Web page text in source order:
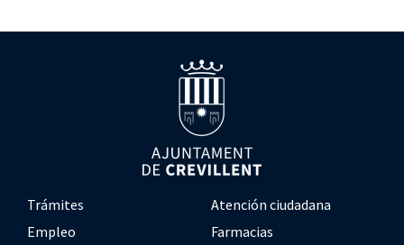
Trámites
Atención ciudadana
Empleo
Farmacias